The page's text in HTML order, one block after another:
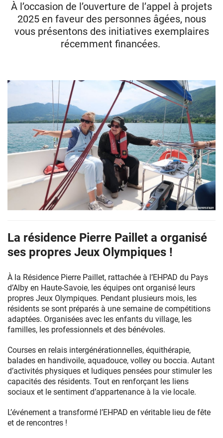
À l’occasion de l’ouverture de l’appel à projets
2025 en faveur des personnes âgées, nous
vous présentons des initiatives exemplaires
récemment financées.
laLa résidence Pierre Paillet a organisé
ses propres Jeux Olympiques !
À la Résidence Pierre Paillet, rattachée à l’EHPAD du Pays
d’Alby en Haute-Savoie, les équipes ont organisé leurs
propres Jeux Olympiques. Pendant plusieurs mois, les
résidents se sont préparés à une semaine de compétitions
adaptées. Organisées avec les enfants du village, les
familles, les professionnels et des bénévoles.
Courses en relais intergénérationnelles, équithérapie,
balades en handivoile, aquadouce, volley ou boccia. Autant
d’activités physiques et ludiques pensées pour stimuler les
capacités des résidents. Tout en renforçant les liens
sociaux et le sentiment d’appartenance à la vie locale.
L’événement a transformé l’EHPAD en véritable lieu de fête
et de rencontres !